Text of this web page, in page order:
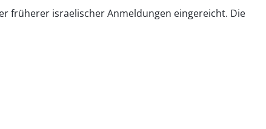
früherer israelischer Anmeldungen eingereicht. Die